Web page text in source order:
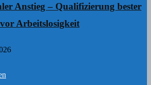
Anstieg – Qualifizierung bester
Arbeitslosigkeit